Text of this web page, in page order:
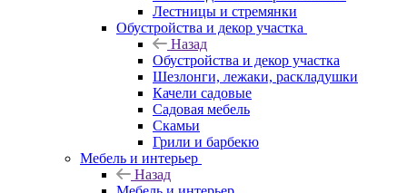
Лестницы и стремянки
Обустройства и декор участка
Назад
Обустройства и декор участка
Шезлонги, лежаки, раскладушки
Качели садовые
Садовая мебель
Скамьи
Грили и барбекю
Мебель и интерьер
Назад